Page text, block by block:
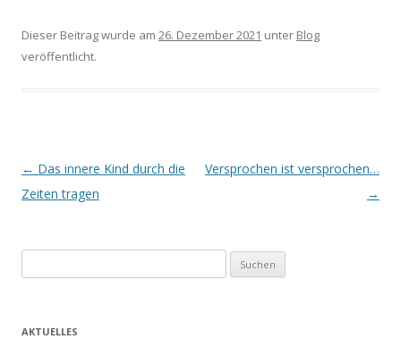
Dieser Beitrag wurde am 26. Dezember 2021 unter Blog
veröffentlicht.
Beitrags-
Navigation
← Das innere Kind durch die
Zeiten tragen
Versprochen ist versprochen…
→
nach:
AKTUELLES